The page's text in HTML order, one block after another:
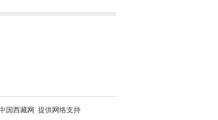
国西藏网 提供网络支持